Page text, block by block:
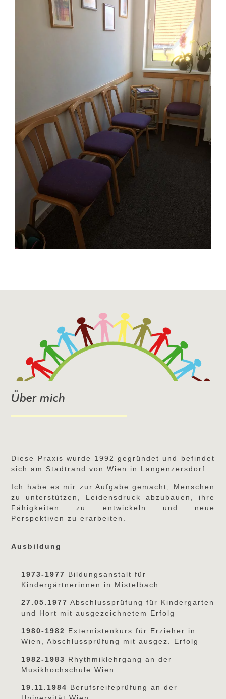
Über mich
Diese Praxis wurde 1992 gegründet und befindet
sich am Stadtrand von Wien in Langenzersdorf.
Ich habe es mir zur Aufgabe gemacht, Menschen
zu unterstützen, Leidensdruck abzubauen, ihre
Fähigkeiten zu entwickeln und neue
Perspektiven zu erarbeiten.
Ausbildung
1973-1977 Bildungsanstalt für
Kindergärtnerinnen in Mistelbach
27.05.1977 Abschlussprüfung für Kindergarten
und Hort mit ausgezeichnetem Erfolg
1980-1982
Externistenkurs für Erzieher in
Wien, Abschlussprüfung mit ausgez. Erfolg
1982-1983 Rhythmiklehrgang an der
Musikhochschule Wien
19.11.1984 Berufsreifeprüfung an der